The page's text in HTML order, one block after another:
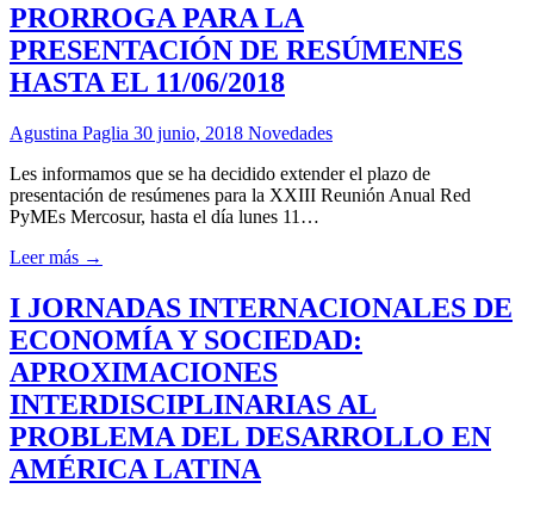
PRORROGA PARA LA
PRESENTACIÓN DE RESÚMENES
HASTA EL 11/06/2018
Agustina Paglia 30 junio, 2018 Novedades
Les informamos que se ha decidido extender el plazo de
presentación de resúmenes para la XXIII Reunión Anual Red
PyMEs Mercosur, hasta el día lunes 11…
Leer más →
I JORNADAS INTERNACIONALES DE
ECONOMÍA Y SOCIEDAD:
APROXIMACIONES
INTERDISCIPLINARIAS AL
PROBLEMA DEL DESARROLLO EN
AMÉRICA LATINA